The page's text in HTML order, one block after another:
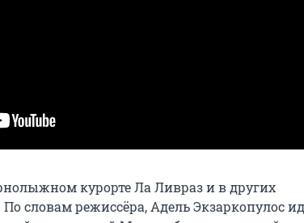
курорте Ла Ливраз и в других
словам режиссёра, Адель Экзаркопулос